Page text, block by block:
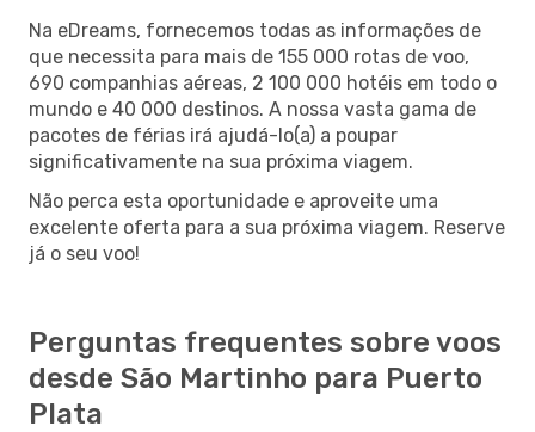
Na eDreams, fornecemos todas as informações de
que necessita para mais de 155 000 rotas de voo,
690 companhias aéreas, 2 100 000 hotéis em todo o
mundo e 40 000 destinos. A nossa vasta gama de
pacotes de férias irá ajudá-lo(a) a poupar
significativamente na sua próxima viagem.
Não perca esta oportunidade e aproveite uma
excelente oferta para a sua próxima viagem. Reserve
já o seu voo!
Perguntas frequentes sobre voos
desde São Martinho para Puerto
Plata